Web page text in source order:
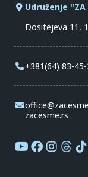
Udruženje
Dositejeva 11,
+381(64) 83-
zacesme.rs